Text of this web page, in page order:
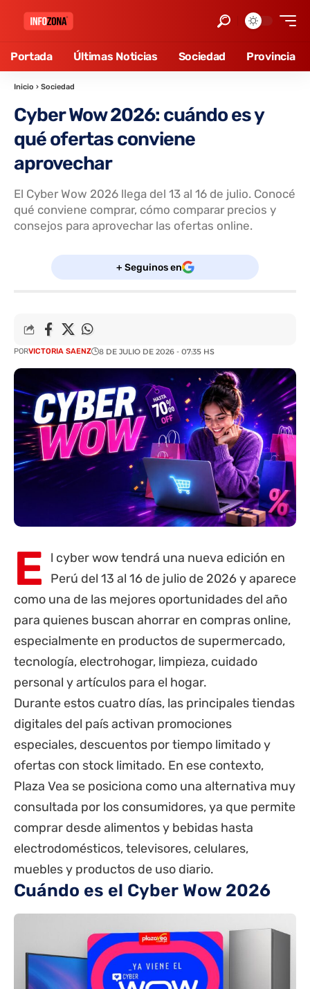
Portada Últimas Noticias Sociedad Provincia
Inicio › Sociedad
Cyber Wow 2026: cuándo es y
qué ofertas conviene
aprovechar
El Cyber Wow 2026 llega del 13 al 16 de julio. Conocé
qué conviene comprar, cómo comparar precios y
consejos para aprovechar las ofertas online.
+ Seguinos en
PORVICTORIA SAENZ 8 DE JULIO DE 2026 - 07:35 HS
E l cyber wowtendrá una nueva edición en
Perú del 13 al 16 de julio de 2026 y aparece
como una de las mejores oportunidades del año
para quienes buscan ahorrar en compras online,
especialmente en productos de supermercado,
tecnología, electrohogar, limpieza, cuidado
personal y artículos para el hogar.
Durante estos cuatro días, las principales tiendas
digitales del país activan promociones
especiales, descuentos por tiempo limitado y
ofertas con stock limitado. En ese contexto,
Plaza Vea se posiciona como una alternativa muy
consultada por los consumidores, ya que permite
comprar desde alimentos y bebidas hasta
electrodomésticos, televisores, celulares,
muebles y productos de uso diario.
Cuándo es el Cyber Wow 2026